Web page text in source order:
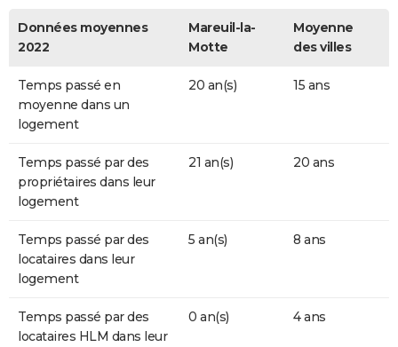
Données moyennes
2022
Mareuil-la-
Motte
Moyenne
des villes
Temps passé en
moyenne dans un
logement
20 an(s) 15 ans
Temps passé par des
propriétaires dans leur
logement
21 an(s) 20 ans
Temps passé par des
locataires dans leur
logement
5 an(s) 8 ans
Temps passé par des
locataires HLM dans leur
0 an(s) 4 ans